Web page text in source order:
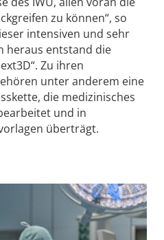
zu können“, so
intensiven und sehr
heraus entstand die
Zu ihren
unter anderem eine
die medizinisches
und in
überträgt.